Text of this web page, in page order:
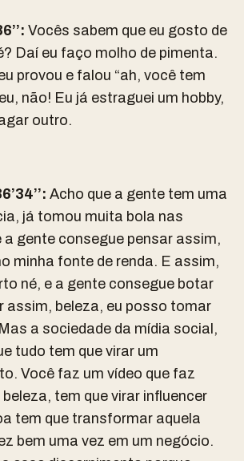
Vocês sabem que eu gosto de
Daí eu faço molho de pimenta.
provou e falou “ah, você tem
não! Eu já estraguei um hobby,
outro.
Acho que a gente tem uma
já tomou muita bola nas
gente consegue pensar assim,
minha fonte de renda. E assim,
né, e a gente consegue botar
assim, beleza, eu posso tomar
a sociedade da mídia social,
tudo tem que virar um
Você faz um vídeo que faz
tem que virar influencer
tem que transformar aquela
bem uma vez em um negócio.